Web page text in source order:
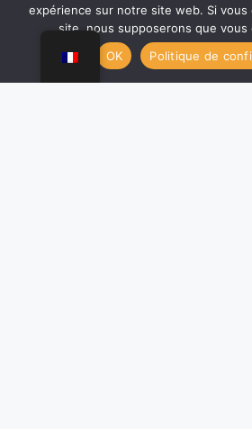
+33 (0)6 33 02 02 40
expérience sur notre site web. Si vous
site, nous supposerons que vous
OK
Politique de